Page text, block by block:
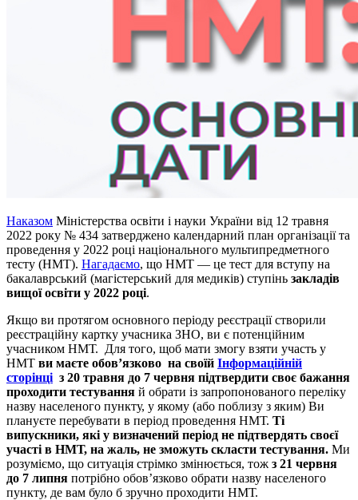
Наказом Міністерства освіти і науки України від 12 травня
2022 року № 434 затверджено календарний план організації та
проведення у 2022 році національного мультипредметного
тесту (НМТ). Нагадаємо, що НМТ — це тест для вступу на
бакалаврський (магістерський для медиків) ступінь закладів
вищої освіти у 2022 році.
Якщо ви протягом основного періоду реєстрації створили
реєстраційну картку учасника ЗНО, ви є потенційним
учасником НМТ. Для того, щоб мати змогу взяти участь у
НМТ ви маєте обов’язково на своїй Інформаційній
сторінці з 20 травня до 7 червня підтвердити своє бажання
проходити тестування й обрати із запропонованого переліку
назву населеного пункту, у якому (або поблизу з яким) Ви
плануєте перебувати в період проведення НМТ. Ті
випускники, які у визначений період не підтвердять своєї
участі в НМТ, на жаль, не зможуть скласти тестування. Ми
розуміємо, що ситуація стрімко змінюється, тож з 21 червня
до 7 липня потрібно обов’язково обрати назву населеного
пункту, де вам було б зручно проходити НМТ.